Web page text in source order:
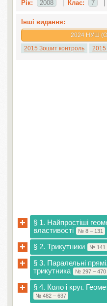
Рік: 2008 Клас: 7
Інші видання:
2024 НУШ
2015 Зошит контроль
2015
+
§ 1. Найпростіші
властивості
№ 8 – 131
+ § 2. Трикутники № 141
+
§ 3. Паралельні
трикутника
№ 297 – 470
+ § 4. Коло і круг.
№ 482 – 637